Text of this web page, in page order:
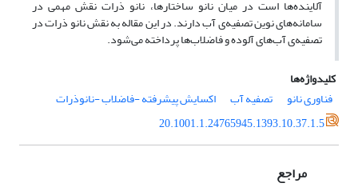
آلاینده‌ها است در میان نانو ساختارها، نانو ذرات نقش مهمی در
سامانه‌های نوین تصفیه‌ی آب دارند. در این مقاله به نقش نانو ذرات در
تصفیه‌ی آب‌های آلوده و فاضلاب‌ها پرداخته می‌شود.
کلیدواژه‌ها
فناوری نانو
تصفیه آب
اکسایش پیشرفته -فاضلاب -نانوذرات
20.1001.1.24765945.1393.10.37.1.5
مراجع